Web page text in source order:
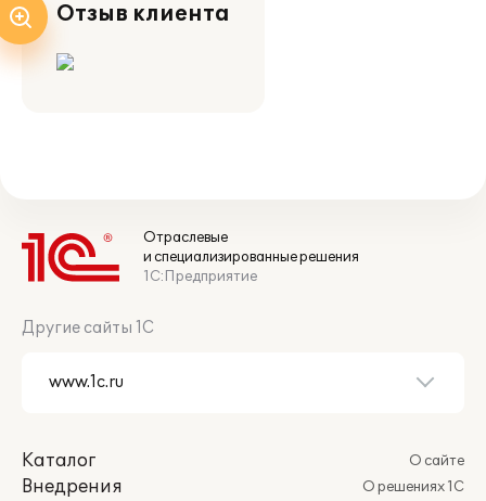
Отзыв клиента
Отраслевые
и специализированные решения
1С:Предприятие
Другие сайты 1С
Каталог
Внедрения
О сайте
О решениях 1С